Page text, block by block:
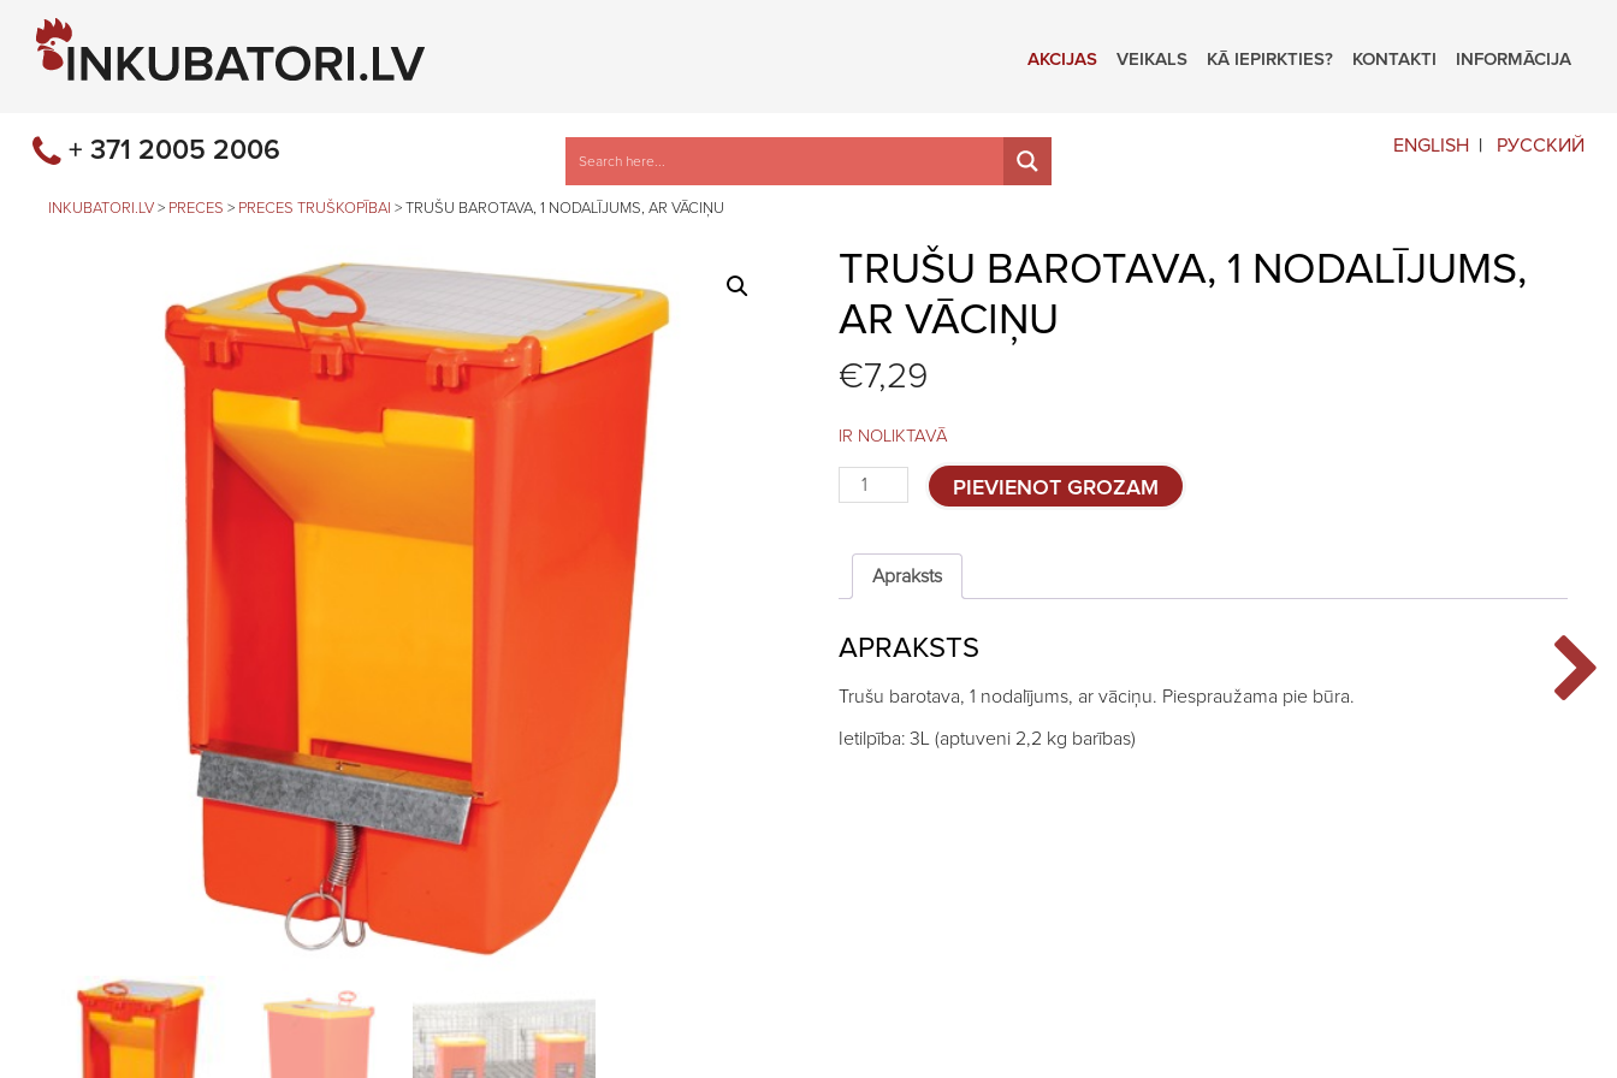
AKCIJAS VEIKALS KĀ IEPIRKTIES? KONTAKTI INFORMĀCIJA
ENGLISH РУССКИЙ
+ 371 2005 2006
INKUBATORI.LV > PRECES > PRECES TRUŠKOPĪBAI > TRUŠU BAROTAVA, 1 NODALĪJUMS, AR VĀCIŅU
TRUŠU BAROTAVA, 1 NODALĪJUMS,
AR VĀCIŅU
€7,29
IR NOLIKTAVĀ
Trušu
barotava,
nodalījums,
vāciņu
PIEVIENOT GROZAM
Apraksts
APRAKSTS
Trušu barotava, 1 nodalījums, ar vāciņu. Piespraužama pie būra.
Ietilpība: 3L (aptuveni 2,2 kg barības)